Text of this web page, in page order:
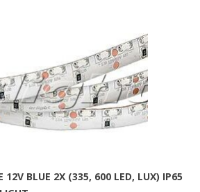
BLUE 2X (335, 600 LED, LUX) IP65